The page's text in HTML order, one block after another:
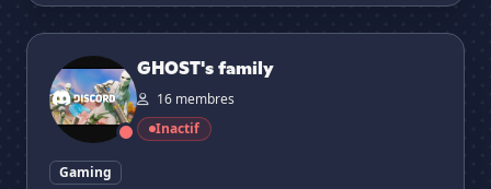
GHOST's family
GHOST's family
16 membres
Inactif
Gaming